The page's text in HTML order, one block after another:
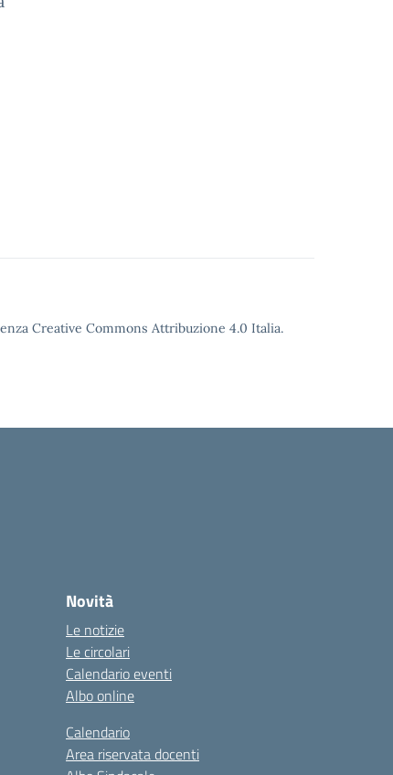
Creative Commons Attribuzione 4.0 Italia.
Novità
Le notizie
Le circolari
Calendario eventi
Albo online
Calendario
Area riservata docenti